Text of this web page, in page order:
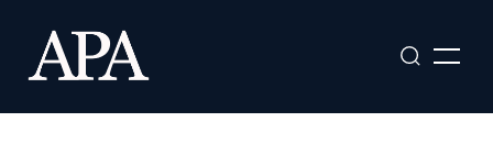
contenido